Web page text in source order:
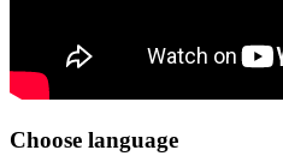
Choose language